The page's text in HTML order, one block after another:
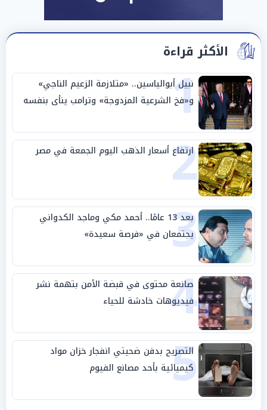
الأكثر قراءة
1
نبيل أبوالياسين.. «متلازمة الزعيم الناجي»
و«فخ الشرعية المزدوجة» وترامب ينأى بنفسه
وحليفه في «ميتم استراتيجي»
2
ارتفاع أسعار الذهب اليوم الجمعة في مصر
3 بعد 13 عامًا.. أحمد مكي وماجد الكدواني
يجتمعان في «فرصة سعيدة»
4
صانعة محتوى في قبضة الأمن بتهمة نشر
فيديوهات خادشة للحياء
5
التصريح بدفن ضحيتي انفجار خزان مواد
كيميائية بأحد مصانع الفيوم